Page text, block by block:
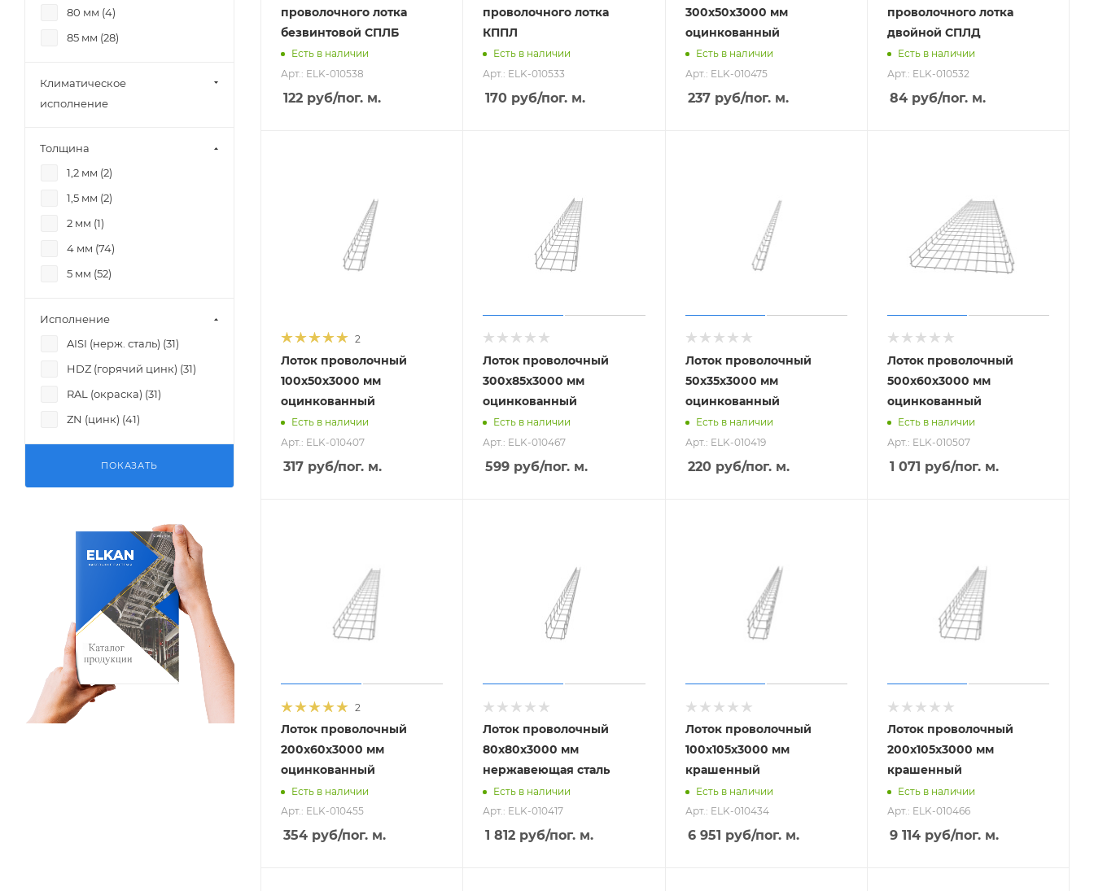
проволочного лотка
безвинтовой СПЛБ
Есть в наличии
Арт.: ELK-010538
122 руб/пог. м.
проволочного лотка
КППЛ
Есть в наличии
Арт.: ELK-010533
170 руб/пог. м.
300х50х3000 мм
оцинкованный
Есть в наличии
Арт.: ELK-010475
237руб/пог. м.
проволочного лотка
двойной СПЛД
Есть в наличии
Арт.: ELK-010532
84руб/пог. м.
2
Лоток проволочный
100х50х3000 мм
оцинкованный
Есть в наличии
Арт.: ELK-010407
317 руб/пог. м.
Лоток проволочный
300х85х3000 мм
оцинкованный
Есть в наличии
Арт.: ELK-010467
599 руб/пог. м.
Лоток проволочный
50х35х3000 мм
оцинкованный
Есть в наличии
Арт.: ELK-010419
220руб/пог. м.
Лоток проволочный
500х60х3000 мм
оцинкованный
Есть в наличии
Арт.: ELK-010507
1 071 руб/пог. м.
2
Лоток проволочный
200х60х3000 мм
оцинкованный
Есть в наличии
Арт.: ELK-010455
354 руб/пог. м.
Лоток проволочный
80х80х3000 мм
нержавеющая сталь
Есть в наличии
Арт.: ELK-010417
1 812 руб/пог. м.
Лоток проволочный
100х105х3000 мм
крашенный
Есть в наличии
Арт.: ELK-010434
6 951 руб/пог. м.
Лоток проволочный
200х105х3000 мм
крашенный
Есть в наличии
Арт.: ELK-010466
9 114руб/пог. м.
80 мм (4)
85 мм (28)
Климатическое
исполнение
Толщина
1,2 мм (2)
1,5 мм (2)
2 мм (1)
4 мм (74)
5 мм (52)
Исполнение
AISI (нерж. сталь) (31)
HDZ (горячий цинк) (31)
RAL (окраска) (31)
ZN (цинк) (41)
ПОКАЗАТЬ